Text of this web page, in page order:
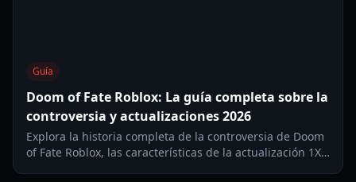
Guía
Doom of Fate Roblox: La guía completa sobre la
controversia y actualizaciones 2026
Explora la historia completa de la controversia de Doom
of Fate Roblox, las características de la actualización 1X y